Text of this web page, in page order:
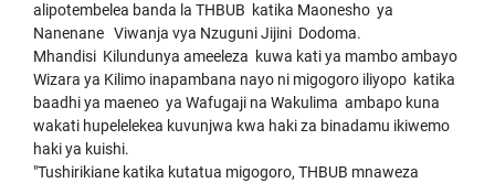
alipotembelea banda la THBUB katika Maonesho ya
Nanenane Viwanja vya Nzuguni Jijini Dodoma.
Mhandisi Kilundunya ameeleza kuwa kati ya mambo ambayo
Wizara ya Kilimo inapambana nayo ni migogoro iliyopo katika
baadhi ya maeneo ya Wafugaji na Wakulima ambapo kuna
wakati hupelelekea kuvunjwa kwa haki za binadamu ikiwemo
haki ya kuishi.
"Tushirikiane katika kutatua migogoro, THBUB mnaweza